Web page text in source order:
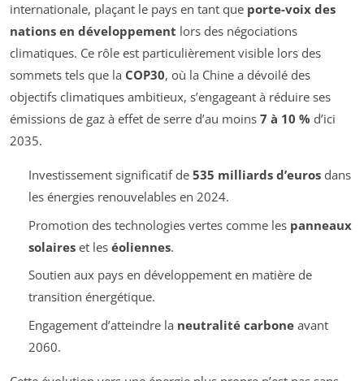
internationale, plaçant le pays en tant que porte-voix des
nations en développement lors des négociations
climatiques. Ce rôle est particulièrement visible lors des
sommets tels que la COP30, où la Chine a dévoilé des
objectifs climatiques ambitieux, s’engageant à réduire ses
émissions de gaz à effet de serre d’au moins 7 à 10 % d’ici
2035.
Investissement significatif de 535 milliards d’eurosdans
les énergies renouvelables en 2024.
Promotion des technologies vertes comme les panneaux
solaireset les éoliennes.
Soutien aux pays en développement en matière de
transition énergétique.
Engagement d’atteindre la neutralité carboneavant
2060.